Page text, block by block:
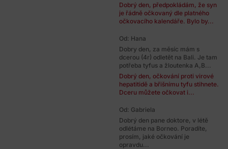
Dobrý den, předpokládám, že syn
je řádně očkovaný dle platného
očkovacího kalendáře. Bylo by...
Od: Hana
Dobry den, za měsíc mám s
dcerou (4r) odletět na Bali. Je tam
potřeba tyfus a žloutenka A,B...
Dobrý den, očkování proti virové
hepatitidě a břišnímu tyfu stihnete.
Dceru můžete očkovat i...
Od: Gabriela
Dobrý den pane doktore, v létě
odlétáme na Borneo. Poradíte,
prosím, jaké očkování je
opravdu...